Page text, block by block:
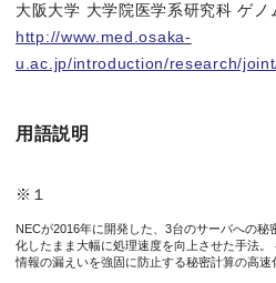
研究の内容
今回NECと大阪大学は、大阪大学
具体的には、大阪大学が開発した
また、本実証では、大阪大学独自
大阪大学 大学院医学系研究科 ゲノ
http://www.med.osaka-
u.ac.jp/introduction/research/
用語説明
※１
NECが2016年に開発した、3台のサーバへの
化したまま大幅に処理速度を向上させた手法
情報の漏えいを強固に防止する秘密計算の高